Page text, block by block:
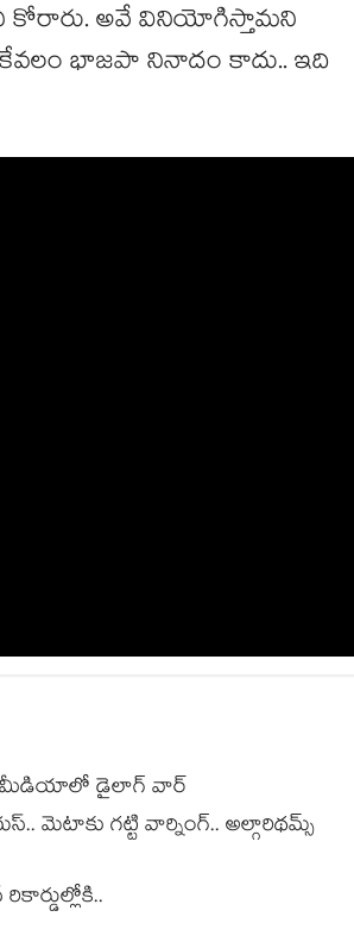
కోరారు. అవే వినియోగిస్తామని
కేవలం భాజపా నినాదం కాదు.. ఇది
మీడియాలో డైలాగ్ వార్
మెటాకు గట్టి వార్నింగ్.. అల్గారిథమ్స్